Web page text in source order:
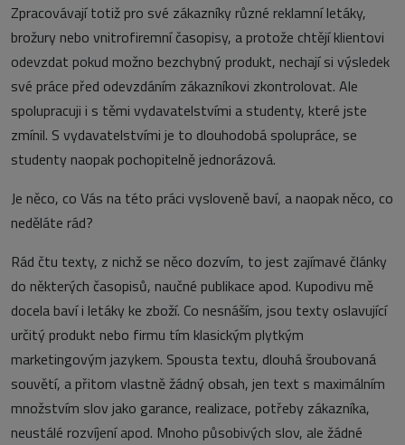
Zpracovávají totiž pro své zákazníky různé reklamní letáky,
brožury nebo vnitrofiremní časopisy, a protože chtějí klientovi
odevzdat pokud možno bezchybný produkt, nechají si výsledek
své práce před odevzdáním zákazníkovi zkontrolovat. Ale
spolupracuji i s těmi vydavatelstvími a studenty, které jste
zmínil. S vydavatelstvími je to dlouhodobá spolupráce, se
studenty naopak pochopitelně jednorázová.
Je něco, co Vás na této práci vysloveně baví, a naopak něco, co
neděláte rád?
Rád čtu texty, z nichž se něco dozvím, to jest zajímavé články
do některých časopisů, naučné publikace apod. Kupodivu mě
docela baví i letáky ke zboží. Co nesnáším, jsou texty oslavující
určitý produkt nebo firmu tím klasickým plytkým
marketingovým jazykem. Spousta textu, dlouhá šroubovaná
souvětí, a přitom vlastně žádný obsah, jen text s maximálním
množstvím slov jako garance, realizace, potřeby zákazníka,
neustálé rozvíjení apod. Mnoho působivých slov, ale žádné